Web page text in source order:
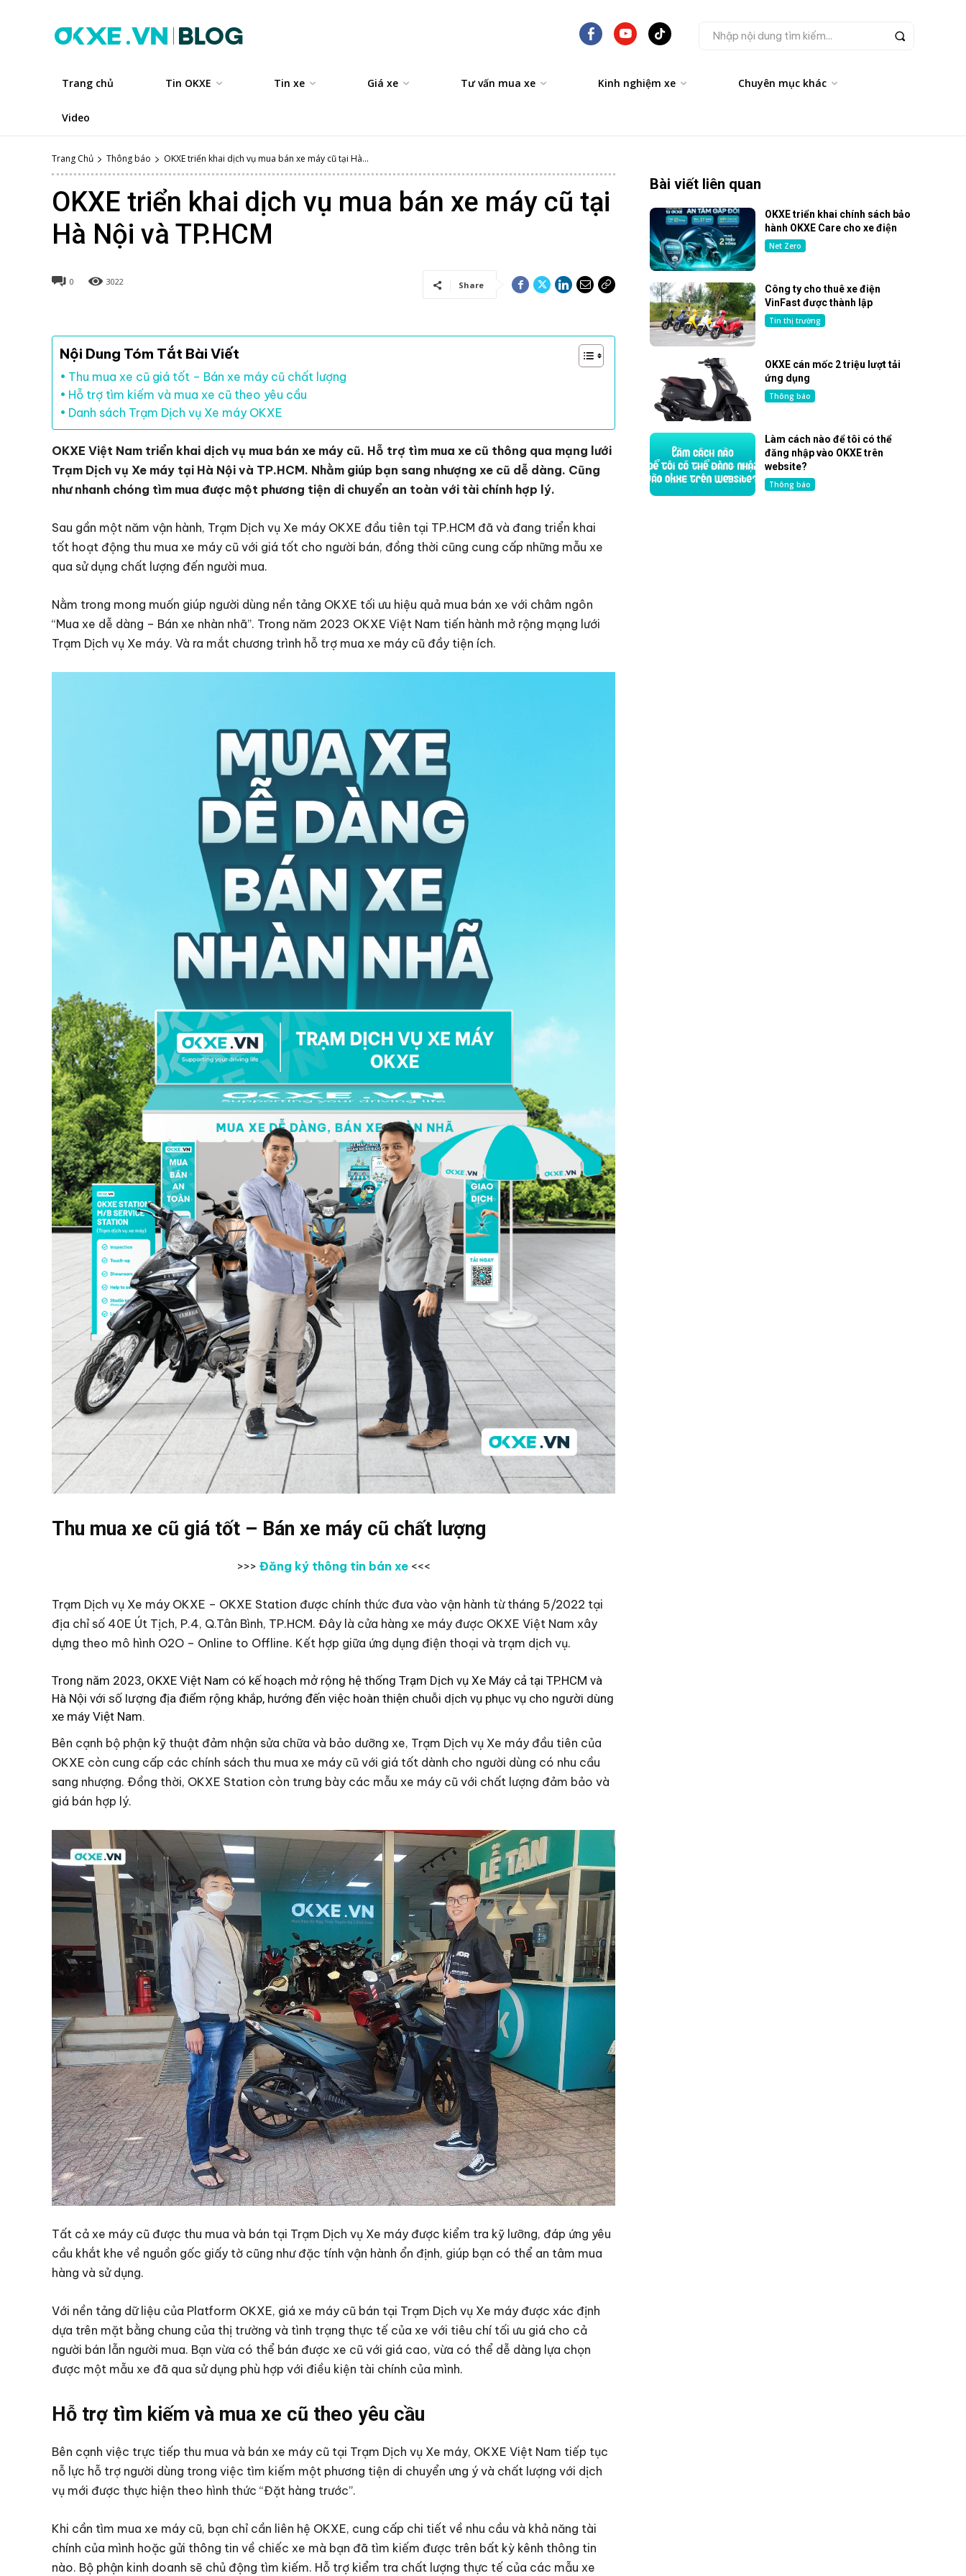
Nhập nội dung tìm kiếm...
Trang chủ Tin OKXE Tin xe Giá xe Tư vấn mua xe Kinh nghiệm xe Chuyên mục khác
Video
Trang Chủ Thông báo OKXE triển khai dịch vụ mua bán xe máy cũ tại Hà...
OKXE triển khai dịch vụ mua bán xe máy cũ tại
Hà Nội và TP.HCM
0 3022 Share
Nội Dung Tóm Tắt Bài Viết
Thu mua xe cũ giá tốt – Bán xe máy cũ chất lượng
Hỗ trợ tìm kiếm và mua xe cũ theo yêu cầu
Danh sách Trạm Dịch vụ Xe máy OKXE
OKXE Việt Nam triển khai dịch vụ mua bán xe máy cũ. Hỗ trợ tìm mua xe cũ thông qua mạng lưới
Trạm Dịch vụ Xe máy tại Hà Nội và TP.HCM. Nhằm giúp bạn sang nhượng xe cũ dễ dàng. Cũng
như nhanh chóng tìm mua được một phương tiện di chuyển an toàn với tài chính hợp lý.
Sau gần một năm vận hành, Trạm Dịch vụ Xe máy OKXE đầu tiên tại TP.HCM đã và đang triển khai
tốt hoạt động thu mua xe máy cũ với giá tốt cho người bán, đồng thời cũng cung cấp những mẫu xe
qua sử dụng chất lượng đến người mua.
Nằm trong mong muốn giúp người dùng nền tảng OKXE tối ưu hiệu quả mua bán xe với châm ngôn
“Mua xe dễ dàng – Bán xe nhàn nhã”. Trong năm 2023 OKXE Việt Nam tiến hành mở rộng mạng lưới
Trạm Dịch vụ Xe máy. Và ra mắt chương trình hỗ trợ mua xe máy cũ đầy tiện ích.
Thu mua xe cũ giá tốt – Bán xe máy cũ chất lượng
>>> Đăng ký thông tin bán xe <<<
Trạm Dịch vụ Xe máy OKXE – OKXE Station được chính thức đưa vào vận hành từ tháng 5/2022 tại
địa chỉ số 40E Út Tịch, P.4, Q.Tân Bình, TP.HCM. Đây là cửa hàng xe máy được OKXE Việt Nam xây
dựng theo mô hình O2O – Online to Offline. Kết hợp giữa ứng dụng điện thoại và trạm dịch vụ.
Trong năm 2023, OKXE Việt Nam có kế hoạch mở rộng hệ thống Trạm Dịch vụ Xe Máy cả tại TP.HCM và
Hà Nội với số lượng địa điểm rộng khắp, hướng đến việc hoàn thiện chuỗi dịch vụ phục vụ cho người dùng
xe máy Việt Nam.
Bên cạnh bộ phận kỹ thuật đảm nhận sửa chữa và bảo dưỡng xe, Trạm Dịch vụ Xe máy đầu tiên của
OKXE còn cung cấp các chính sách thu mua xe máy cũ với giá tốt dành cho người dùng có nhu cầu
sang nhượng. Đồng thời, OKXE Station còn trưng bày các mẫu xe máy cũ với chất lượng đảm bảo và
giá bán hợp lý.
Tất cả xe máy cũ được thu mua và bán tại Trạm Dịch vụ Xe máy được kiểm tra kỹ lưỡng, đáp ứng yêu
cầu khắt khe về nguồn gốc giấy tờ cũng như đặc tính vận hành ổn định, giúp bạn có thể an tâm mua
hàng và sử dụng.
Với nền tảng dữ liệu của Platform OKXE, giá xe máy cũ bán tại Trạm Dịch vụ Xe máy được xác định
dựa trên mặt bằng chung của thị trường và tình trạng thực tế của xe với tiêu chí tối ưu giá cho cả
người bán lẫn người mua. Bạn vừa có thể bán được xe cũ với giá cao, vừa có thể dễ dàng lựa chọn
được một mẫu xe đã qua sử dụng phù hợp với điều kiện tài chính của mình.
Hỗ trợ tìm kiếm và mua xe cũ theo yêu cầu
Bên cạnh việc trực tiếp thu mua và bán xe máy cũ tại Trạm Dịch vụ Xe máy, OKXE Việt Nam tiếp tục
nỗ lực hỗ trợ người dùng trong việc tìm kiếm một phương tiện di chuyển ưng ý và chất lượng với dịch
vụ mới được thực hiện theo hình thức “Đặt hàng trước”.
Khi cần tìm mua xe máy cũ, bạn chỉ cần liên hệ OKXE, cung cấp chi tiết về nhu cầu và khả năng tài
chính của mình hoặc gửi thông tin về chiếc xe mà bạn đã tìm kiếm được trên bất kỳ kênh thông tin
nào. Bộ phận kinh doanh sẽ chủ động tìm kiếm. Hỗ trợ kiểm tra chất lượng thực tế của các mẫu xe
Bài viết liên quan
OKXE triển khai chính sách bảo
hành OKXE Care cho xe điện
Net Zero
Công ty cho thuê xe điện
VinFast được thành lập
Tin thị trường
OKXE cán mốc 2 triệu lượt tải
ứng dụng
Thông báo
Làm cách nào để tôi có thể
đăng nhập vào OKXE trên
website?
Thông báo